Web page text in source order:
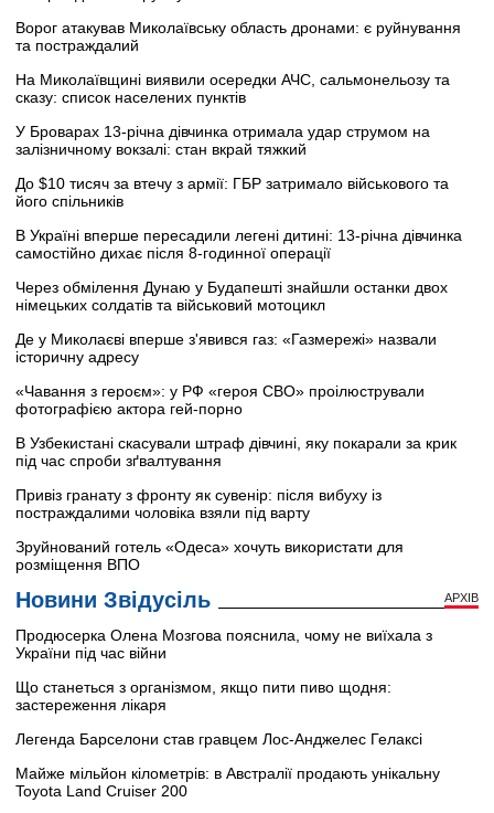
Ворог атакував Миколаївську область дронами: є руйнування
та постраждалий
На Миколаївщині виявили осередки АЧС, сальмонельозу та
сказу: список населених пунктів
У Броварах 13-річна дівчинка отримала удар струмом на
залізничному вокзалі: стан вкрай тяжкий
До $10 тисяч за втечу з армії: ГБР затримало військового та
його спільників
В Україні вперше пересадили легені дитині: 13-річна дівчинка
самостійно дихає після 8-годинної операції
Через обмілення Дунаю у Будапешті знайшли останки двох
німецьких солдатів та військовий мотоцикл
Де у Миколаєві вперше з'явився газ: «Газмережі» назвали
історичну адресу
«Чавання з героєм»: у РФ «героя СВО» проілюстрували
фотографією актора гей-порно
В Узбекистані скасували штраф дівчині, яку покарали за крик
під час спроби зґвалтування
Привіз гранату з фронту як сувенір: після вибуху із
постраждалими чоловіка взяли під варту
Зруйнований готель «Одеса» хочуть використати для
розміщення ВПО
Новини Звідусіль АРХІВ
Продюсерка Олена Мозгова пояснила, чому не виїхала з
України під час війни
Що станеться з організмом, якщо пити пиво щодня:
застереження лікаря
Легенда Барселони став гравцем Лос-Анджелес Гелаксі
Майже мільйон кілометрів: в Австралії продають унікальну
Toyota Land Cruiser 200